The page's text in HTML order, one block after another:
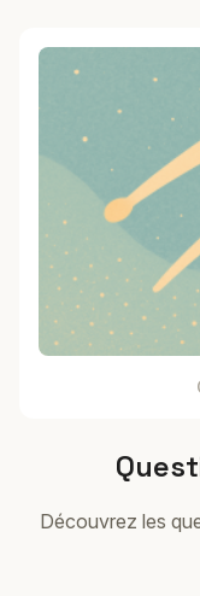
Découvrez les